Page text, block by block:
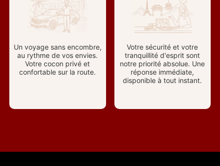
Un voyage sans encombre,
au rythme de vos envies.
Votre cocon privé et
confortable sur la route.
Votre sécurité et votre
tranquillité d'esprit sont
notre priorité absolue. Une
réponse immédiate,
disponible à tout instant.